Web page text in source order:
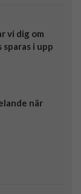
vi dig om
i upp
när